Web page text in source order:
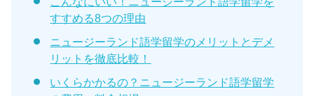
すすめる8つの理由
ニュージーランド語学留学のメリットとデメ
リットを徹底比較！
いくらかかるの？ニュージーランド語学留学